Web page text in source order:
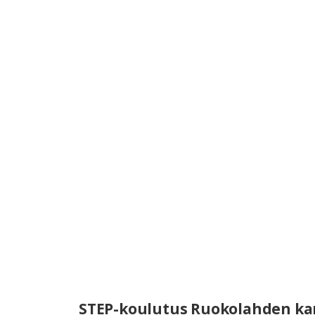
STEP-koulutus Ruokolahden